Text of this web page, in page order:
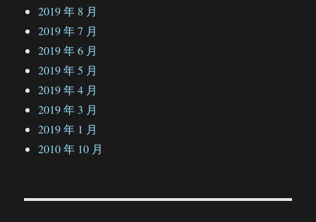
2019 年 8 月
2019 年 7 月
2019 年 6 月
2019 年 5 月
2019 年 4 月
2019 年 3 月
2019 年 1 月
2010 年 10 月